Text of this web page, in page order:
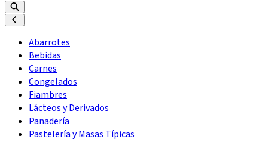
Abarrotes
Bebidas
Carnes
Congelados
Fiambres
Lácteos y Derivados
Panadería
Pastelería y Masas Típicas